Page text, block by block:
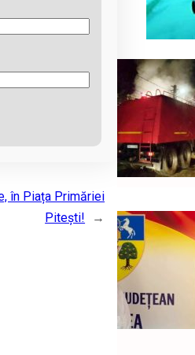
în Piața Primăriei
Pitești!
→